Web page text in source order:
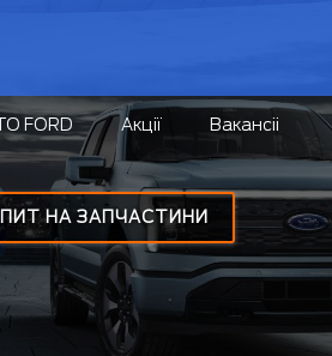
НА ЗАПЧАСТИНИ
FORD Акції Вакансіі